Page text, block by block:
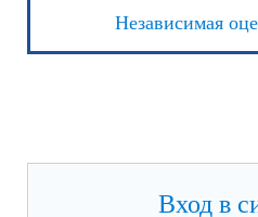
Независимая
Вход в